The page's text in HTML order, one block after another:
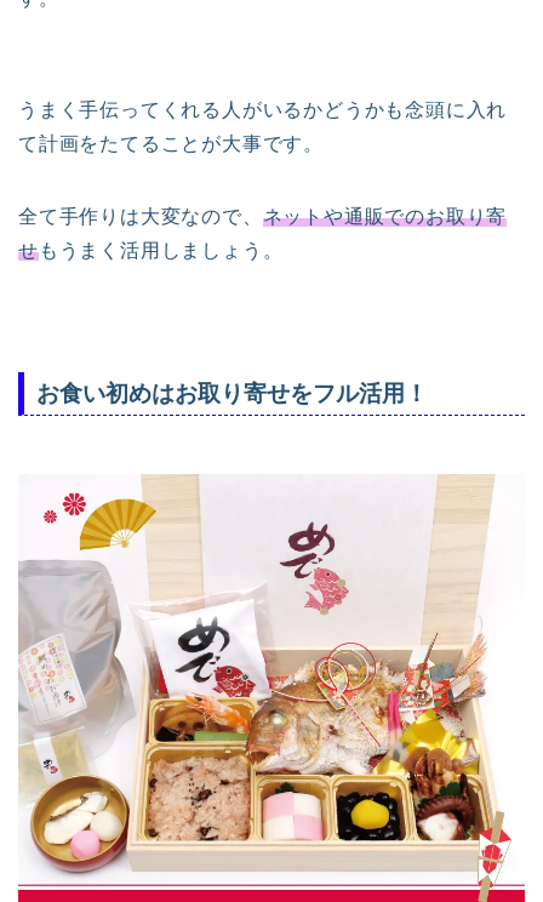
うまく手伝ってくれる人がいるかどうかも念頭に入れ
て計画をたてることが大事です。
全て手作りは大変なので、 ネットや通販でのお取り寄
せもうまく活用しましょう。
お食い初めはお取り寄せをフル活用！